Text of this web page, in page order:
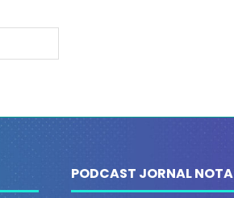
PODCAST JORNAL NOTA